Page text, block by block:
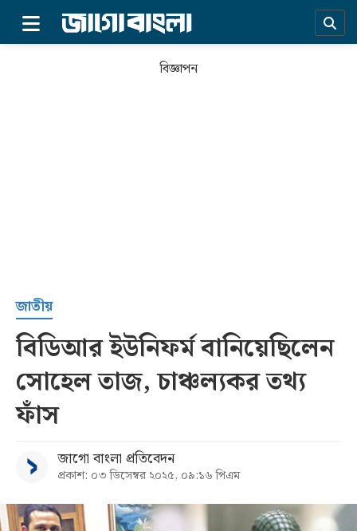
সর্বশেষ
সব
বিভাগ
আর্কাইভ
বিজ্ঞাপন
জাতীয়
বিডিআর ইউনিফর্ম বানিয়েছিলেন
সোহেল তাজ, চাঞ্চল্যকর তথ্য
ফাঁস
জাগো বাংলা প্রতিবেদন
প্রকাশ: ০৩ ডিসেম্বর ২০২৫, ০৯:১৬ পিএম